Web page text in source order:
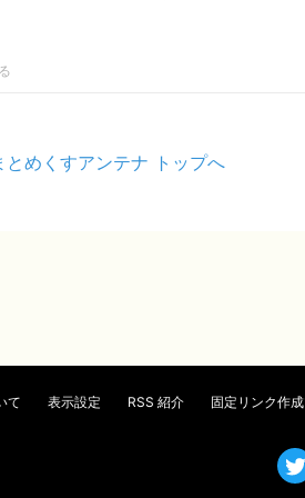
とめくすアンテナ トップへ
て 表示設定 RSS 紹介 固定リンク作